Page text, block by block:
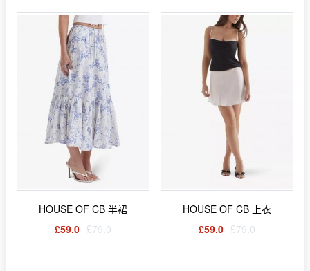
HOUSE OF CB 半裙
£59.0 £79.0
HOUSE OF CB 上衣
£59.0 £79.0